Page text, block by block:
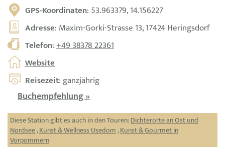
GPS-Koordinaten: 53.963379, 14.156227
Adresse: Maxim-Gorki-Strasse 13, 17424 Heringsdorf
Telefon:+49 38378 22361
Website
Reisezeit: ganzjährig
Buchempfehlung »
Diese Station gibt es auch in den Touren:Dichterorte an Ost und
Nordsee,Kunst & Wellness Usedom,Kunst & Gourmet in
Vorpommern